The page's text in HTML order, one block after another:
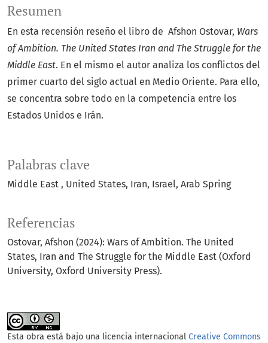
Palabras clave
Middle East United States Iran Israel Arab Spring
Resumen
En esta recensión reseño el libro de Afshon Ostovar, Wars
of Ambition. The United States Iran and The Struggle for the
Middle East. En el mismo el autor analiza los conflictos del
primer cuarto del siglo actual en Medio Oriente. Para ello,
se concentra sobre todo en la competencia entre los
Estados Unidos e Irán.
Referencias
Ostovar, Afshon (2024): Wars of Ambition. The United
States, Iran and The Struggle for the Middle East (Oxford
University, Oxford University Press).
Esta obra está bajo una licencia internacional Creative Commons